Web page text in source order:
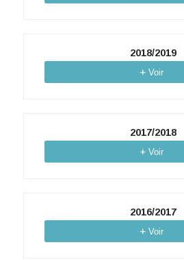
2018/2019
Voir
2017/2018
Voir
2016/2017
Voir